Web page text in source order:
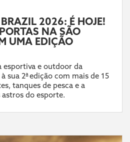
2026: É HOJE!
NA SÃO
UMA EDIÇÃO
esportiva e outdoor da
sua 2ª edição com mais de 15
tanques de pesca e a
do esporte.